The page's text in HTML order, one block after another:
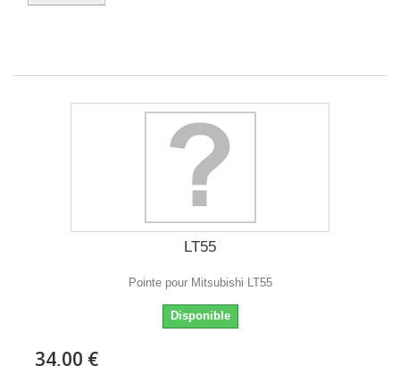
LT55
Pointe pour Mitsubishi LT55
Disponible
34,00 €